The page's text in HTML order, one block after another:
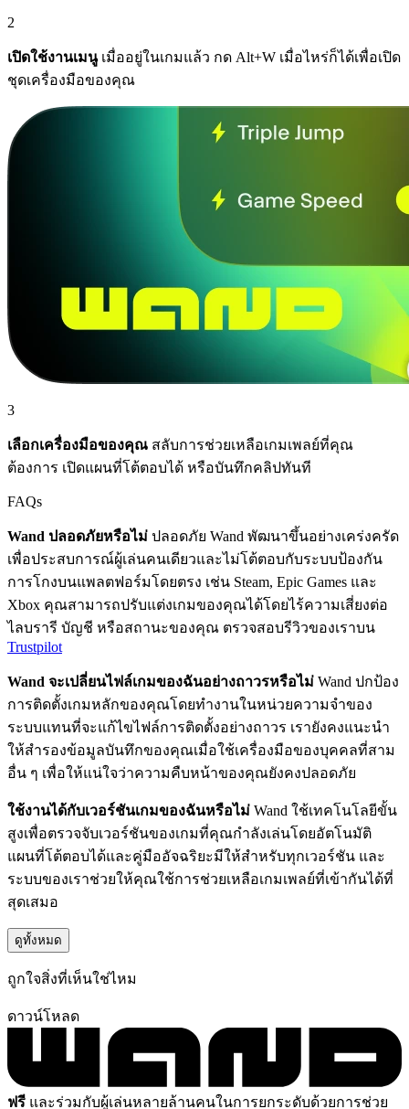
2
เปิดใช้งานเมนูเมื่ออยู่ในเกมแล้ว กด Alt+W เมื่อไหร่ก็ได้เพื่อเปิด
ชุดเครื่องมือของคุณ
3
เลือกเครื่องมือของคุณ สลับการช่วยเหลือเกมเพลย์ที่คุณ
ต้องการ เปิดแผนที่โต้ตอบได้ หรือบันทึกคลิปทันที
FAQs
Wand ปลอดภัยหรือไม่ ปลอดภัย Wand พัฒนาขึ้นอย่างเคร่งครัด
เพื่อประสบการณ์ผู้เล่นคนเดียวและไม่โต้ตอบกับระบบป้องกัน
การโกงบนแพลตฟอร์มโดยตรง เช่น Steam, Epic Games และ
Xbox คุณสามารถปรับแต่งเกมของคุณได้โดยไร้ความเสี่ยงต่อ
ไลบรารี บัญชี หรือสถานะของคุณ ตรวจสอบรีวิวของเราบน
Trustpilot
Wand จะเปลี่ยนไฟล์เกมของฉันอย่างถาวรหรือไม่ Wand ปกป้อง
การติดตั้งเกมหลักของคุณโดยทำงานในหน่วยความจำของ
ระบบแทนที่จะแก้ไขไฟล์การติดตั้งอย่างถาวร เรายังคงแนะนำ
ให้สำรองข้อมูลบันทึกของคุณเมื่อใช้เครื่องมือของบุคคลที่สาม
อื่น ๆ เพื่อให้แน่ใจว่าความคืบหน้าของคุณยังคงปลอดภัย
ใช้งานได้กับเวอร์ชันเกมของฉันหรือไม่ Wand ใช้เทคโนโลยีขั้น
สูงเพื่อตรวจจับเวอร์ชันของเกมที่คุณกำลังเล่นโดยอัตโนมัติ
แผนที่โต้ตอบได้และคู่มืออัจฉริยะมีให้สำหรับทุกเวอร์ชัน และ
ระบบของเราช่วยให้คุณใช้การช่วยเหลือเกมเพลย์ที่เข้ากันได้ที่
สุดเสมอ
ดูทั้งหมด
ถูกใจสิ่งที่เห็นใช่ไหม
ดาวน์โหลด
ฟรี และร่วมกับผู้เล่นหลายล้านคนในการยกระดับด้วยการช่วย